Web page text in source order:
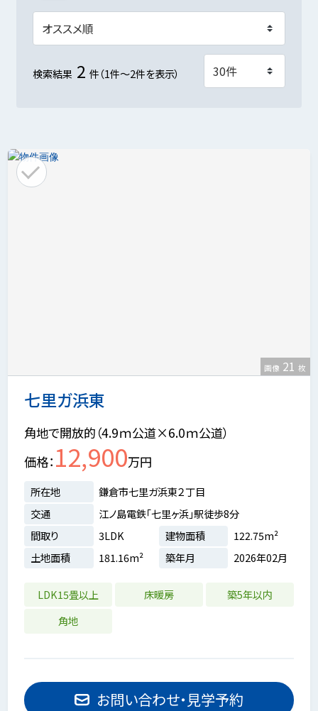
検索結果 2 件（1件～2件を表示）
七里ガ浜東
画像 21 枚
角地で開放的（4.9ｍ公道×6.0ｍ公道）
価格 12,900万円
所在地
鎌倉市七里ガ浜東２丁目
交通
江ノ島電鉄「七里ヶ浜」駅徒歩8分
間取り
3LDK 建物面積
122.75m²
土地面積
181.16m² 築年月 2026年02月
LDK15畳以上 床暖房
築5年以内
角地
お問い合わせ・見学予約